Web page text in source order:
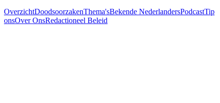
OverzichtDoodsoorzakenThema'sBekende NederlandersPodcastTip
onsOver OnsRedactioneel Beleid